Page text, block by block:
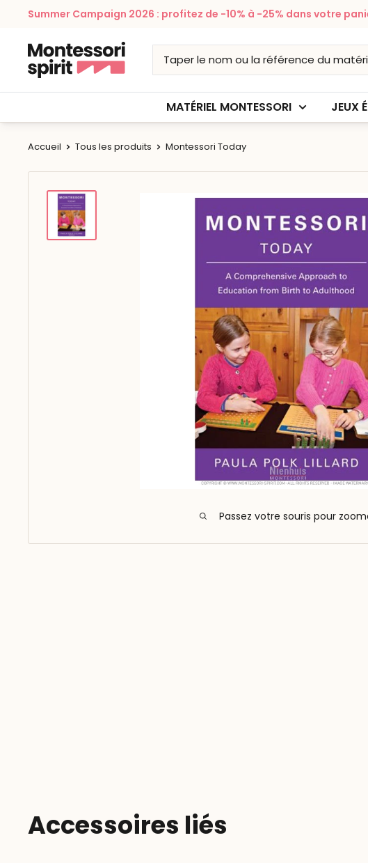
Passer
contenu
Summer Campaign 2026 : profitez de -10% à -25% dans votre
Montessori
Spirit
MATÉRIEL MONTESSORI JEUX
Accueil Tous les produits Montessori Today
Passez votre souris pour
Accessoires liés